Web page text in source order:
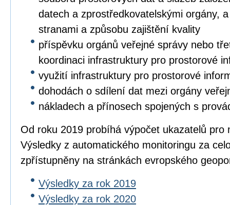
datech a zprostředkovatelskými orgány,
stranami a způsobu zajištění kvality
příspěvku orgánů veřejné správy nebo
koordinaci infrastruktury pro prostorové
využití infrastruktury pro prostorové
dohodách o sdílení dat mezi orgány
nákladech a přínosech spojených s
Od roku 2019 probíhá výpočet ukazatelů pro
Výsledky z automatického monitoringu za
zpřístupněny na stránkách evropského
Výsledky za rok 2019
Výsledky za rok 2020